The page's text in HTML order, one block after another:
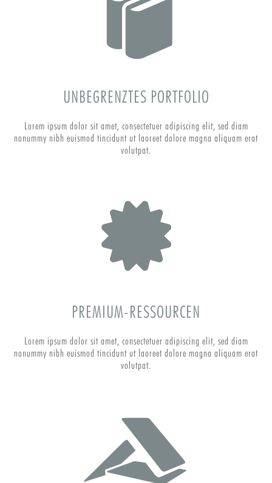
UNBEGRENZTES PORTFOLIO
Lorem ipsum dolor sit amet, consectetuer adipiscing elit, sed diam
nonummy nibh euismod tincidunt ut laoreet dolore magna aliquam erat
volutpat.
PREMIUM-RESSOURCEN
Lorem ipsum dolor sit amet, consectetuer adipiscing elit, sed diam
nonummy nibh euismod tincidunt ut laoreet dolore magna aliquam erat
volutpat.